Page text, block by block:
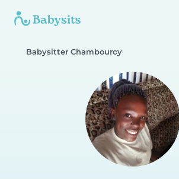
Babysitter Chambourcy